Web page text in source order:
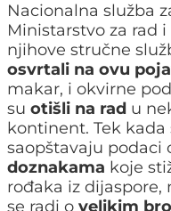
Nacionalna služba
Ministarstvo za rad
njihove stručne
osvrtali na ovu
makar, i okvirne
su otišli na rad u
kontinent. Tek kada
saopštavaju podaci
doznakama koje
rođaka iz dijaspore,
se radi o velikim